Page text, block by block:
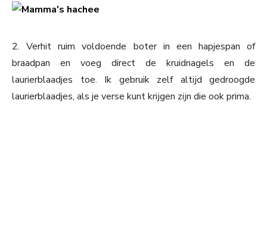
2. Verhit ruim voldoende boter in een hapjespan of
braadpan en voeg direct de kruidnagels en de
laurierblaadjes toe. Ik gebruik zelf altijd gedroogde
laurierblaadjes, als je verse kunt krijgen zijn die ook prima.